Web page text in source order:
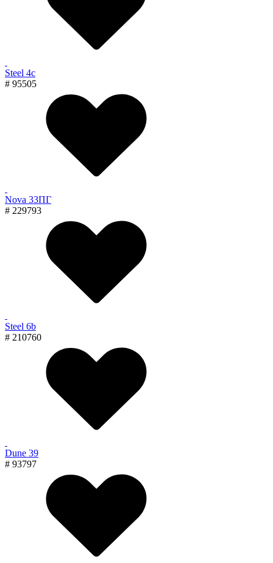
Steel 4с
# 95505
Nova 33ПГ
# 229793
Steel 6b
# 210760
Dune 39
# 93797